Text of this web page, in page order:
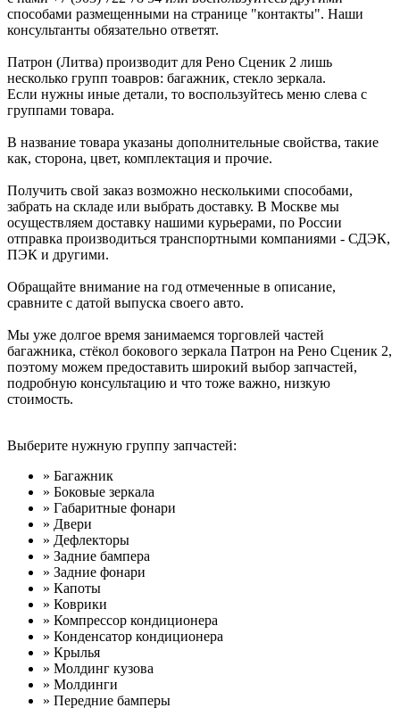
способами размещенными на странице "контакты". Наши
консультанты обязательно ответят.
Патрон (Литва) производит для Рено Сценик 2 лишь
несколько групп тоавров: багажник, стекло зеркала.
Если нужны иные детали, то воспользуйтесь меню слева с
группами товара.
В название товара указаны дополнительные свойства, такие
как, сторона, цвет, комплектация и прочие.
Получить свой заказ возможно несколькими способами,
забрать на складе или выбрать доставку. В Москве мы
осуществляем доставку нашими курьерами, по России
отправка производиться транспортными компаниями - СДЭК,
ПЭК и другими.
Обращайте внимание на год отмеченные в описание,
сравните с датой выпуска своего авто.
Мы уже долгое время занимаемся торговлей частей
багажника, стёкол бокового зеркала Патрон на Рено Сценик 2,
поэтому можем предоставить широкий выбор запчастей,
подробную консультацию и что тоже важно, низкую
стоимость.
Выберите нужную группу запчастей:
» Багажник
» Боковые зеркала
» Габаритные фонари
» Двери
» Дефлекторы
» Задние бампера
» Задние фонари
» Капоты
» Коврики
» Компрессор кондиционера
» Конденсатор кондиционера
» Крылья
» Молдинг кузова
» Молдинги
» Передние бамперы